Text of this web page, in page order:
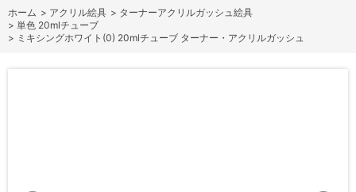
ホーム > アクリル絵具 > ターナーアクリルガッシュ絵具
> 単色 20mlチューブ
> ミキシングホワイト(0) 20mlチューブ ターナー・アクリルガッシュ